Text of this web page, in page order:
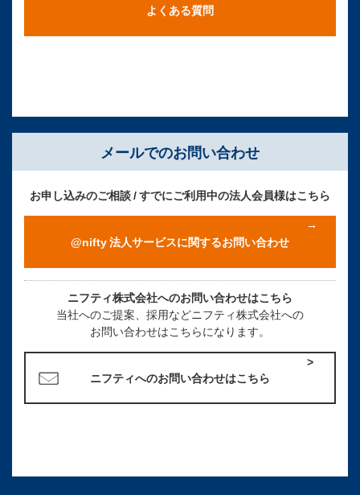
よくある質問
メールでのお問い合わせ
お申し込みのご相談 / すでにご利用中の法人会員様はこちら
@nifty 法人サービスに関するお問い合わせ
ニフティ株式会社へのお問い合わせはこちら
当社へのご提案、採用などニフティ株式会社への
お問い合わせはこちらになります。
ニフティへのお問い合わせはこちら